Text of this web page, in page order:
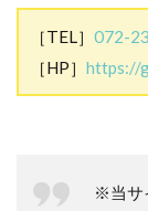
［TEL］ 072-
［HP］ https://
※当サ